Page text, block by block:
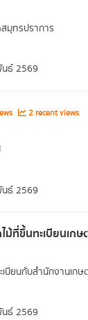
มุทรปราการ
ธ์ 2569
2 recent views
ธ์ 2569
ที่ขึ้นทะเบียนเก
ยนกับสำนักงานเกษ
ธ์ 2569